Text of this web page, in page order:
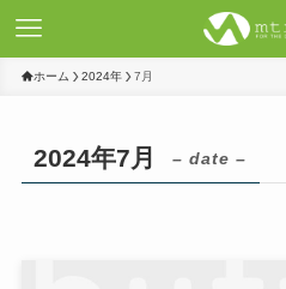
ホーム 2024年 7月
2024年7月 – date –